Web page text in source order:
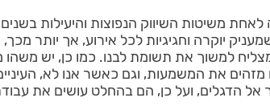
משיטות השיווק הנפוצות והיעילות בשנים
יוקרה וחגיגיות לכל אירוע, אך יותר מכך,
למשוך את תשומת לבנו. כמו כן, יש משהו
את המשמעות, וגם כאשר אנו לא,
אל הדגלים, ועל כן, הם בהחלט עושים את